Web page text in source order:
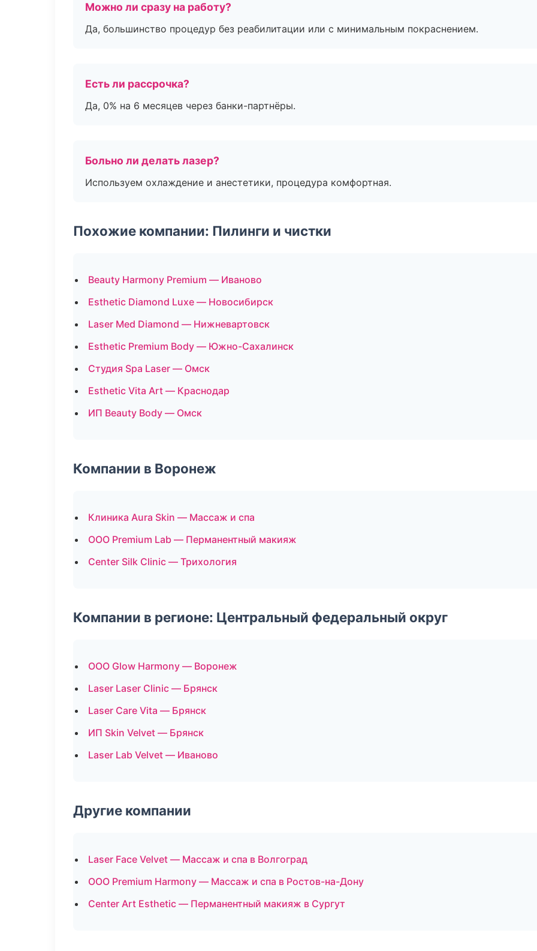
Можно ли сразу на работу?
Да, большинство процедур без реабилитации или с минимальным покраснением.
Есть ли рассрочка?
Да, 0% на 6 месяцев через банки-партнёры.
Больно ли делать лазер?
Используем охлаждение и анестетики, процедура комфортная.
Похожие компании: Пилинги и чистки
Beauty Harmony Premium — Иваново
Esthetic Diamond Luxe — Новосибирск
Laser Med Diamond — Нижневартовск
Esthetic Premium Body — Южно-Сахалинск
Студия Spa Laser — Омск
Esthetic Vita Art — Краснодар
ИП Beauty Body — Омск
Компании в Воронеж
Клиника Aura Skin — Массаж и спа
ООО Premium Lab — Перманентный макияж
Center Silk Clinic — Трихология
Компании в регионе: Центральный федеральный округ
ООО Glow Harmony — Воронеж
Laser Laser Clinic — Брянск
Laser Care Vita — Брянск
ИП Skin Velvet — Брянск
Laser Lab Velvet — Иваново
Другие компании
Laser Face Velvet — Массаж и спа в Волгоград
ООО Premium Harmony — Массаж и спа в Ростов-на-Дону
Center Art Esthetic — Перманентный макияж в Сургут